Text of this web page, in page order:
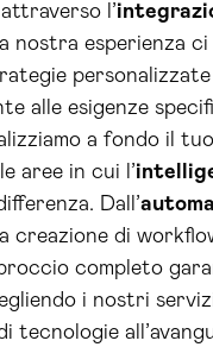
l’
nostra esperienza
alle esigenze
a fondo il
aree in cui l’
Dall’
creazione di
completo
i nostri
tecnologie